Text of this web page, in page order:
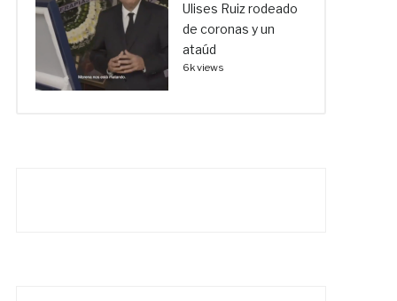
Ulises Ruiz rodeado
de coronas y un
ataúd
6k views